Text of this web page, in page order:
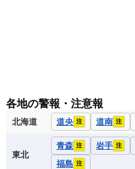
各地の警報・注意報
北海道 道央 注 道南 注
東北
青森 注 岩手 注
福島 注